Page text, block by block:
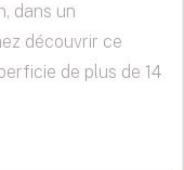
dans un
découvrir ce
de plus de 14